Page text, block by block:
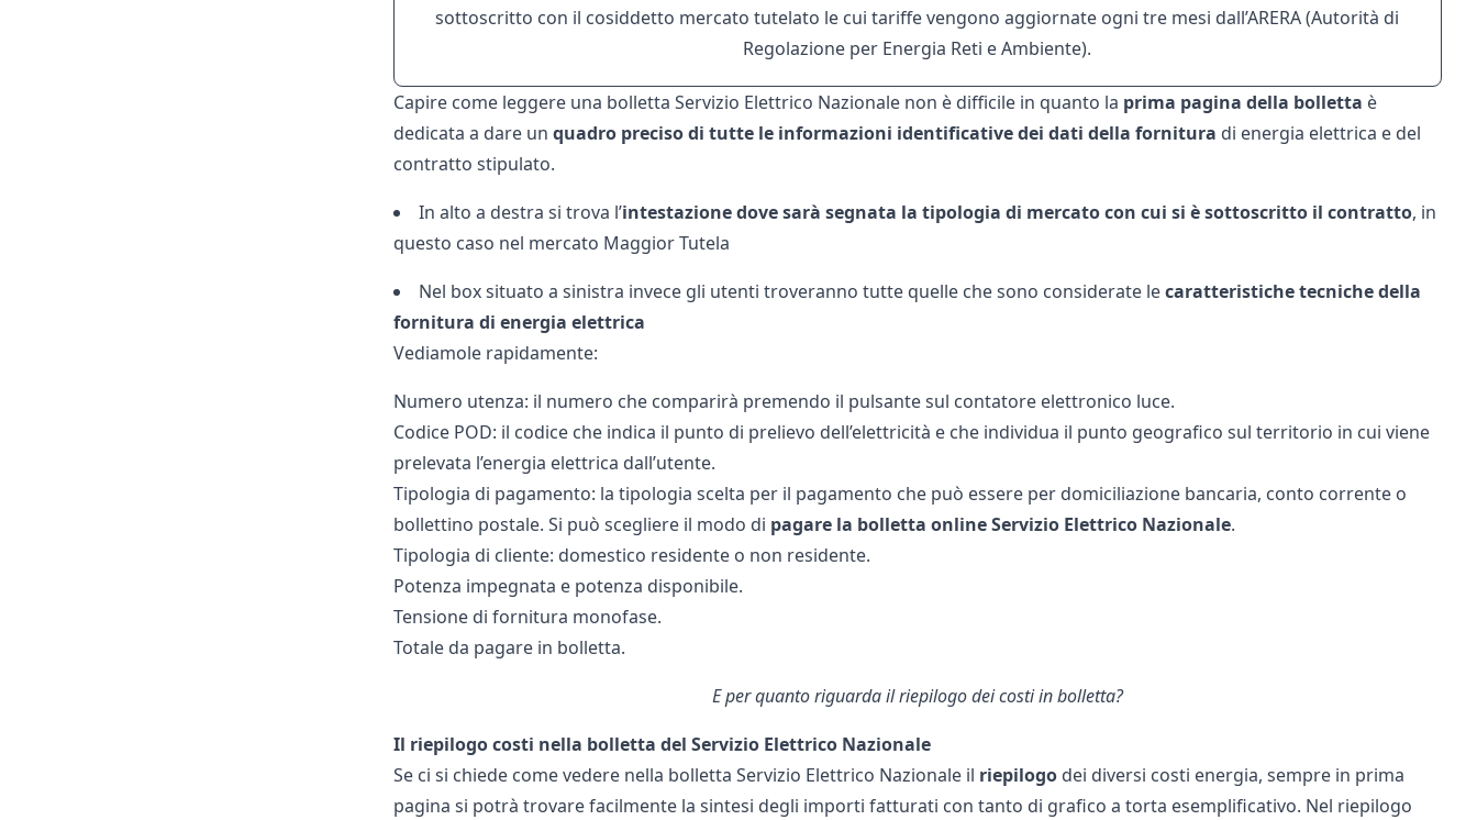
sottoscritto con il cosiddetto mercato tutelato le cui tariffe vengono aggiornate ogni tre mesi dall’ARERA(Autorità di
Regolazione per Energia Reti e Ambiente).
Capire come leggere una bolletta Servizio Elettrico Nazionale non è difficile in quanto la prima pagina della bolletta è
dedicata a dare un quadro preciso di tutte le informazioni identificative dei dati della fornitura di energia elettrica e del
contratto stipulato.
In alto a destra si trova l’intestazione dove sarà segnata la tipologia di mercato con cui si è sottoscritto il contratto, in
questo caso nel mercato Maggior Tutela
Nel box situato a sinistra invece gli utenti troveranno tutte quelle che sono considerate lecaratteristiche tecniche della
fornitura di energia elettrica
Vediamole rapidamente:
Numero utenza: il numero che comparirà premendo il pulsante sul contatore elettronico luce.
Codice POD: il codice che indica il punto di prelievo dell’elettricità e che individua il punto geografico sul territorio in cui viene
prelevata l’energia elettrica dall’utente.
Tipologia di pagamento: la tipologia scelta per il pagamento che può essere per domiciliazione bancaria, conto corrente o
bollettino postale. Si può scegliere il modo di pagare la bolletta online Servizio Elettrico Nazionale.
Tipologia di cliente: domestico residente o non residente.
Potenza impegnata e potenza disponibile.
Tensione di fornitura monofase.
Totale da pagare in bolletta.
E per quanto riguarda il riepilogo dei costi in bolletta?
Il riepilogo costi nella bolletta del Servizio Elettrico Nazionale
Se ci si chiede come vedere nella bolletta Servizio Elettrico Nazionale il riepilogodei diversi costi energia, sempre in prima
pagina si potrà trovare facilmente la sintesi degli importi fatturati con tanto di grafico a torta esemplificativo. Nel riepilogo